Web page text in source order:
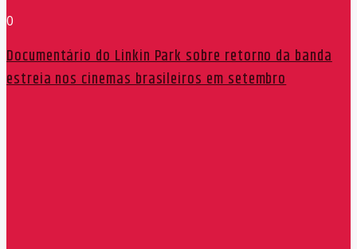
0
Documentário do Linkin Park sobre retorno da banda
estreia nos cinemas brasileiros em setembro